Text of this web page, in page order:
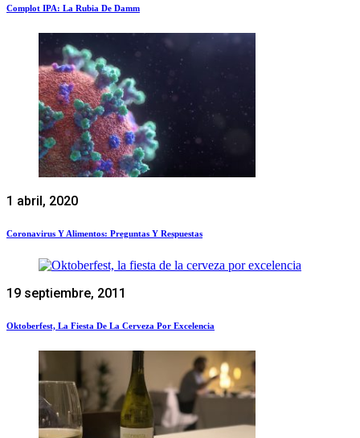
Complot IPA: La Rubia De Damm
1 abril, 2020
Coronavirus Y Alimentos: Preguntas Y Respuestas
19 septiembre, 2011
Oktoberfest, La Fiesta De La Cerveza Por Excelencia